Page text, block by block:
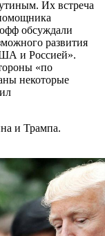
Их встреча
обсуждали
развития
и Россией».
«по
некоторые
и Трампа.